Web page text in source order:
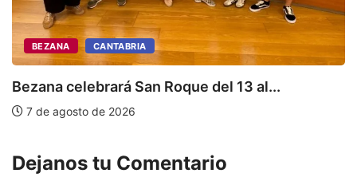
BEZANA CANTABRIA
Bezana celebrará San Roque del 13 al...
7 de agosto de 2026
Dejanos tu Comentario